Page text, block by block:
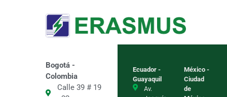
Bogotá -
Colombia
Calle 39 # 19
Ecuador -
Guayaquil
Av.
México -
Ciudad
de